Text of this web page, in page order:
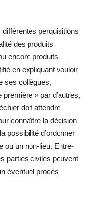
perquisitions
des produits
encore produits
en expliquant vouloir
ses collègues,
» par d’autres,
doit attendre
connaître la décision
possibilité d’ordonner
ou un non-lieu. Entre-
parties civiles peuvent
éventuel procès